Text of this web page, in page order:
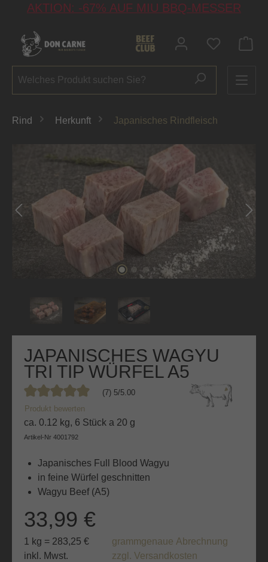
springen
AKTION: -67% AUF MIU BBQ-MESSER
Du hast 0
Rind Herkunft Japanisches Rindfleisch
JAPANISCHES WAGYU
TRI TIP WÜRFEL A5
Durchschnittliche Bewertung von 5 von 5 Sternen
(7) 5/5.00
Produkt bewerten
ca. 0.12 kg, 6 Stück a 20 g
Artikel-Nr 4001792
Japanisches Full Blood Wagyu
in feine Würfel geschnitten
Wagyu Beef (A5)
33,99 €
1 kg = 283,25 €
grammgenaue Abrechnung
inkl. Mwst.
zzgl. Versandkosten